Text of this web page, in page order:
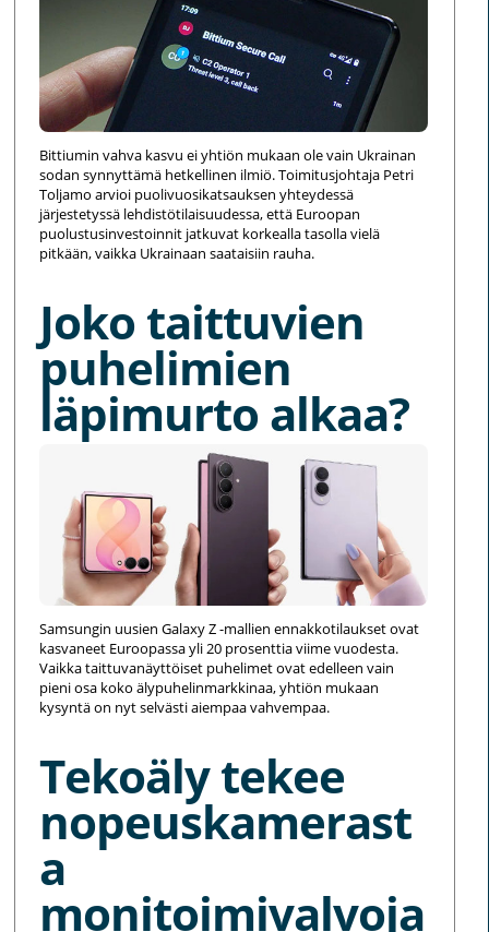
Bittiumin vahva kasvu ei yhtiön mukaan ole vain Ukrainan
sodan synnyttämä hetkellinen ilmiö. Toimitusjohtaja Petri
Toljamo arvioi puolivuosikatsauksen yhteydessä
järjestetyssä lehdistötilaisuudessa, että Euroopan
puolustusinvestoinnit jatkuvat korkealla tasolla vielä
pitkään, vaikka Ukrainaan saataisiin rauha.
Joko taittuvien
puhelimien
läpimurto alkaa?
Samsungin uusien Galaxy Z -mallien ennakkotilaukset ovat
kasvaneet Euroopassa yli 20 prosenttia viime vuodesta.
Vaikka taittuvanäyttöiset puhelimet ovat edelleen vain
pieni osa koko älypuhelinmarkkinaa, yhtiön mukaan
kysyntä on nyt selvästi aiempaa vahvempaa.
Tekoäly tekee
nopeuskamerast
a
monitoimivalvoja